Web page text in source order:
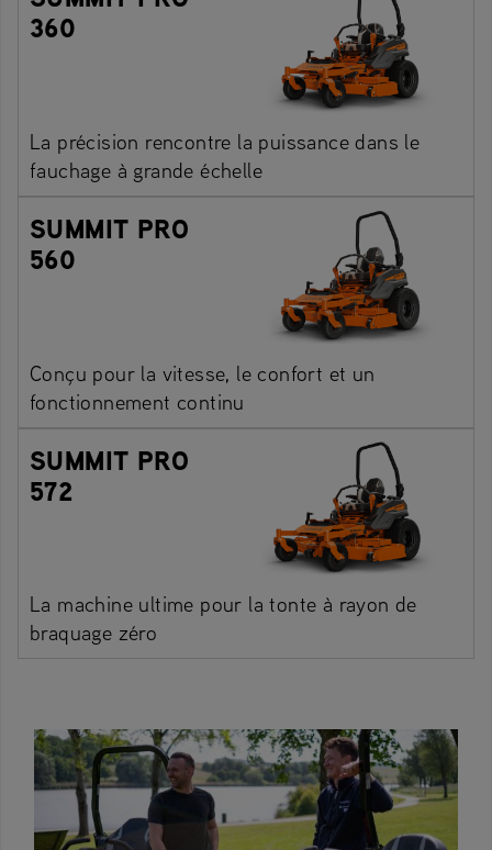
360
La précision rencontre la puissance dans le
fauchage à grande échelle
SUMMIT PRO
560
Conçu pour la vitesse, le confort et un
fonctionnement continu
SUMMIT PRO
572
La machine ultime pour la tonte à rayon de
braquage zéro